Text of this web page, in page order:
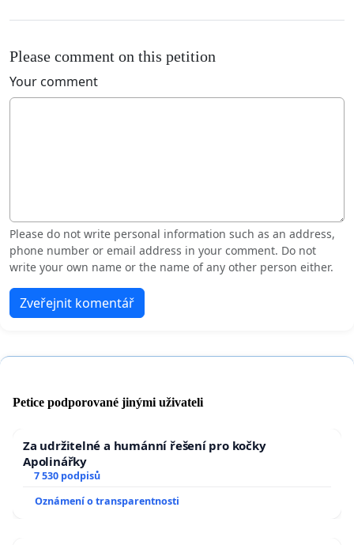
Please comment on this petition
Your comment
Please do not write personal information such as an address,
phone number or email address in your comment. Do not
write your own name or the name of any other person either.
Zveřejnit komentář
Petice podporované jinými uživateli
Za udržitelné a humánní řešení pro kočky
Apolinářky
7 530 podpisů
Oznámení o transparentnosti